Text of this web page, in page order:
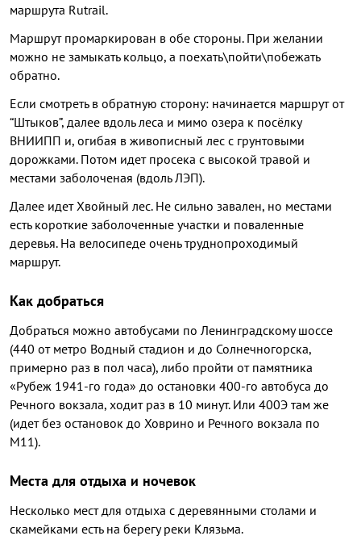
маршрута Rutrail.
Маршрут промаркирован в обе стороны. При желании
можно не замыкать кольцо, а поехать\пойти\побежать
обратно.
Если смотреть в обратную сторону: начинается маршрут от
“Штыков”, далее вдоль леса и мимо озера к посёлку
ВНИИПП и, огибая в живописный лес с грунтовыми
дорожками. Потом идет просека с высокой травой и
местами заболоченая (вдоль ЛЭП).
Далее идет Хвойный лес. Не сильно завален, но местами
есть короткие заболоченные участки и поваленные
деревья. На велосипеде очень труднопроходимый
маршрут.
Как добраться
Добраться можно автобусами по Ленинградскому шоссе
(440 от метро Водный стадион и до Солнечногорска,
примерно раз в пол часа), либо пройти от памятника
«Рубеж 1941-го года» до остановки 400-го автобуса до
Речного вокзала, ходит раз в 10 минут. Или 400Э там же
(идет без остановок до Ховрино и Речного вокзала по
М11).
Места для отдыха и ночевок
Несколько мест для отдыха с деревянными столами и
скамейками есть на берегу реки Клязьма.